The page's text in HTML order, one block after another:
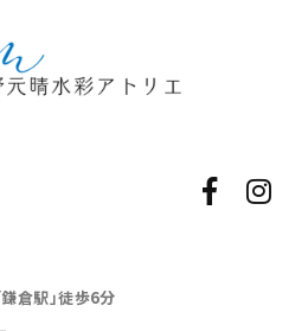
倉駅」徒歩6分